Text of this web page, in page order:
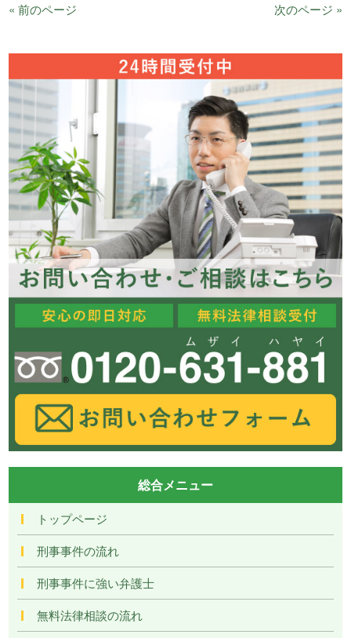
« 前のページ 次のページ »
総合メニュー
トップページ
刑事事件の流れ
刑事事件に強い弁護士
無料法律相談の流れ